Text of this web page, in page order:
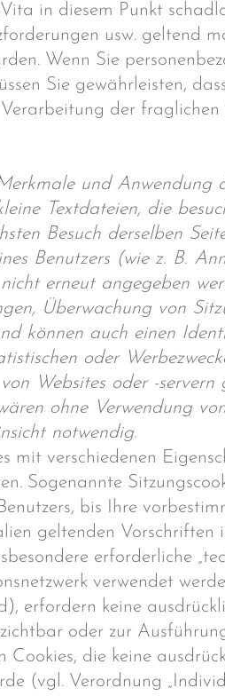
in diesem Punkt
usw. geltend
Wenn Sie
Sie gewährleisten,
der
und Anwendung
Textdateien, die
Besuch derselben
Benutzers (wie z. B.
erneut angegeben
Überwachung von
können auch einen
oder
Websites oder -
ohne Verwendung
notwendig.
mit verschiedenen
Sogenannte
bis Ihre
geltenden Vorschriften
erforderliche
verwendet
erfordern keine
oder zur
Cookies, die keine
(vgl. Verordnung